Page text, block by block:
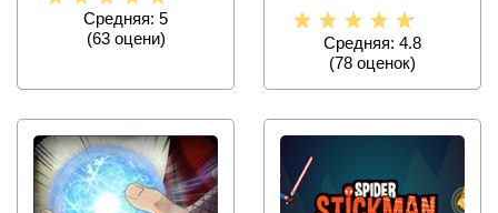
исполнении,
Средняя: 5
(63оцени)
нововведений.
Средняя: 4.8
(78 оценок)